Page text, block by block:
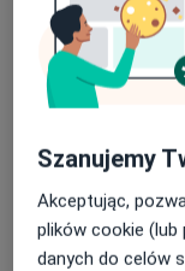
dr n.
Szanujemy
Akceptując,
plików cookie
danych do celów